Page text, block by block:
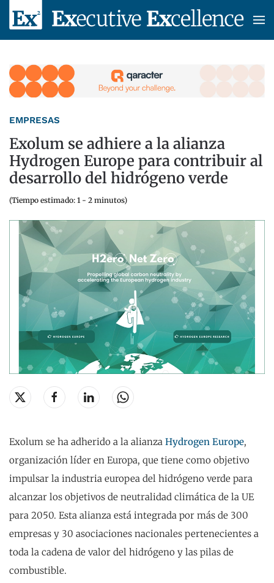
Skip to main content
EMPRESAS
Exolum se adhiere a la alianza
Hydrogen Europe para contribuir al
desarrollo del hidrógeno verde
(Tiempo estimado: 1 - 2 minutos)
Exolum se ha adherido a la alianza Hydrogen Europe,
organización líder en Europa, que tiene como objetivo
impulsar la industria europea del hidrógeno verde para
alcanzar los objetivos de neutralidad climática de la UE
para 2050. Esta alianza está integrada por más de 300
empresas y 30 asociaciones nacionales pertenecientes a
toda la cadena de valor del hidrógeno y las pilas de
combustible.